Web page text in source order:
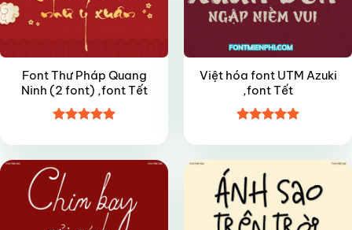
Font Thư Pháp Quang
Ninh (2 font) ,font Tết
hạng55
sao
Việt hóa font UTM Azuki
,font Tết
hạng4.95